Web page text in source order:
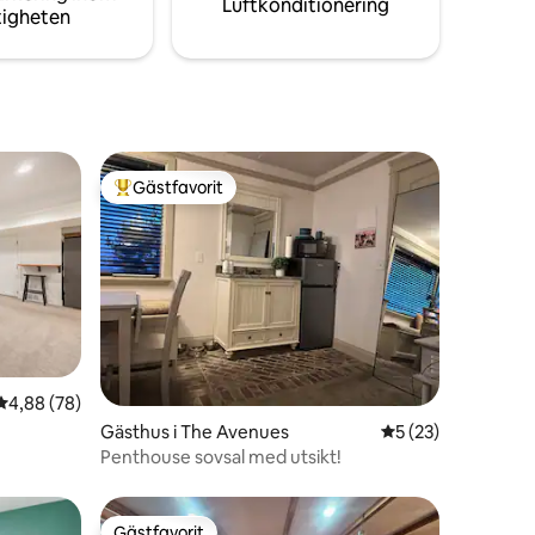
Luftkonditionering
av 5 i genomsnittligt betyg, 78 omdömen
4,88 (78)
Populär gästfavorit
Gästfavorit
Gästhus i The Avenues 5 av 5 i
5 (23)
Penthouse sovsal med utsikt!